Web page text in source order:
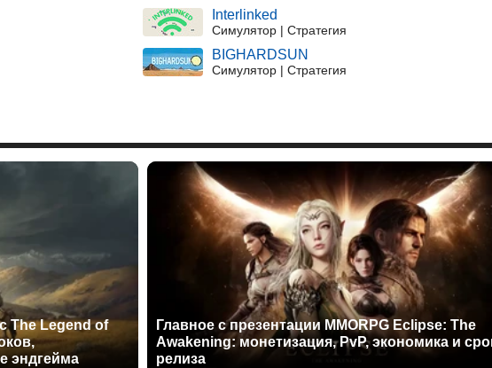
Interlinked
Симулятор | Стратегия
BIGHARDSUN
Симулятор | Стратегия
The Legend of
эндгейма
Главное с презентации MMORPG Eclipse: The
Awakening: монетизация, PvP, экономика и
релиза